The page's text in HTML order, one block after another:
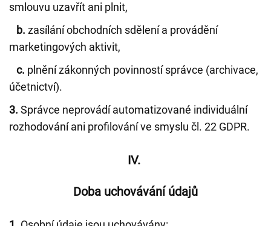
smlouvu uzavřít ani plnit,
b. zasílání obchodních sdělení a provádění
marketingových aktivit,
c. plnění zákonných povinností správce (archivace,
účetnictví).
3. Správce neprovádí automatizované individuální
rozhodování ani profilování ve smyslu čl. 22 GDPR.
IV.
Doba uchovávání údajů